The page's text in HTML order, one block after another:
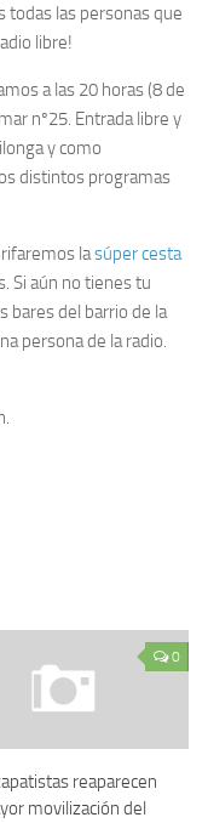
todas las personas que
libre!
a las 20 horas (8 de
nº25. Entrada libre y
y como
distintos programas
rifaremos lasúper cesta
Si aún no tienes tu
bares del barrio de la
persona de la radio.
0
reaparecen
movilización del